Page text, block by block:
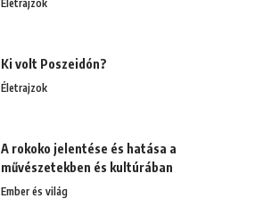
Életrajzok
Ki volt Poszeidón?
Életrajzok
A rokoko jelentése és hatása a
művészetekben és kultúrában
Ember és világ